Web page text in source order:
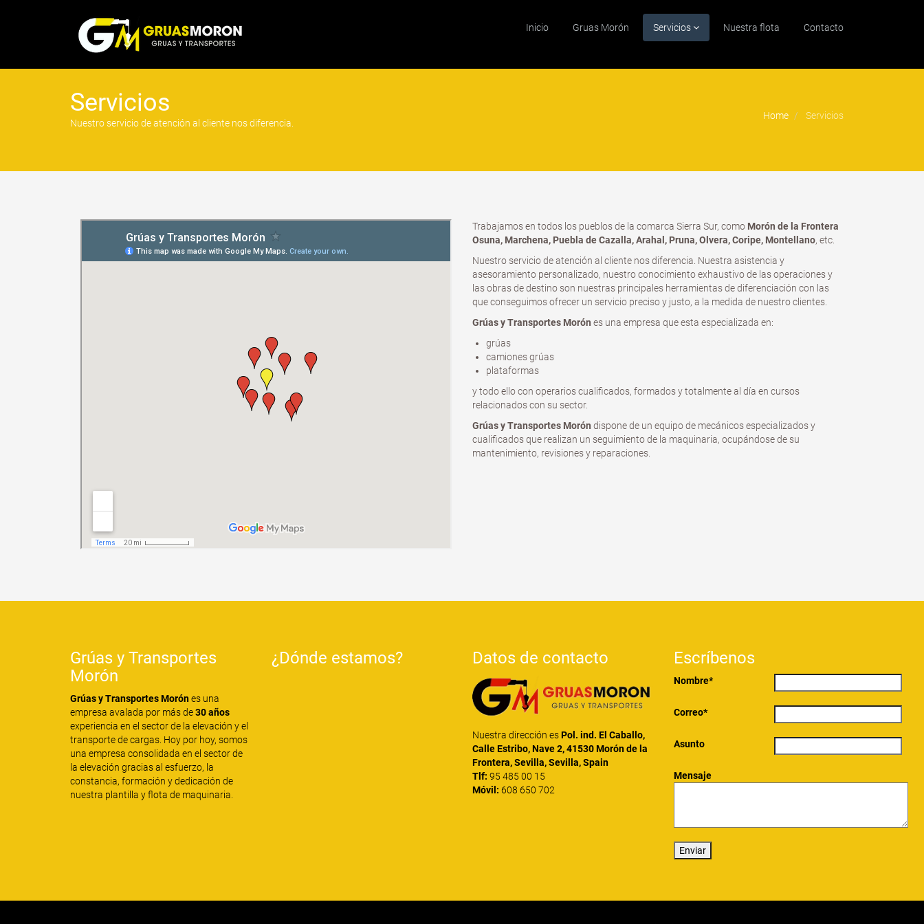
Inicio Gruas Morón Servicios Nuestra flota Contacto
Servicios
Nuestro servicio de atención al cliente nos diferencia.
Home Servicios
Trabajamos en todos los pueblos de la comarca Sierra Sur, como Morón de la Frontera
Osuna, Marchena, Puebla de Cazalla, Arahal, Pruna, Olvera, Coripe, Montellano, etc.
Nuestro servicio de atención al cliente nos diferencia. Nuestra asistencia y
asesoramiento personalizado, nuestro conocimiento exhaustivo de las operaciones y
las obras de destino son nuestras principales herramientas de diferenciación con las
que conseguimos ofrecer un servicio preciso y justo, a la medida de nuestro clientes.
Grúas y Transportes Morón es una empresa que esta especializada en:
grúas
camiones grúas
plataformas
y todo ello con operarios cualificados, formados y totalmente al día en cursos
relacionados con su sector.
Grúas y Transportes Morón dispone de un equipo de mecánicos especializados y
cualificados que realizan un seguimiento de la maquinaria, ocupándose de su
mantenimiento, revisiones y reparaciones.
Grúas y Transportes
Morón
Grúas y Transportes Morónes una
empresa avalada por más de30 años
experiencia en el sector de la elevación y el
transporte de cargas. Hoy por hoy, somos
una empresa consolidada en el sector de
la elevación gracias al esfuerzo, la
constancia, formación y dedicación de
nuestra plantilla y flota de maquinaria.
¿Dónde estamos? Datos de contacto
Nuestra dirección esPol. ind. El Caballo,
Calle Estribo, Nave 2, 41530 Morón de la
Frontera, Sevilla, Sevilla, Spain
Tlf: 95 485 00 15
Móvil: 608 650 702
Escríbenos
Nombre*
Correo*
Asunto
Mensaje